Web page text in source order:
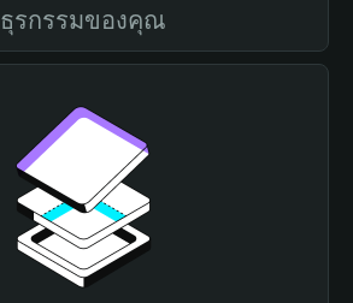
ธุรกรรมของคุณ